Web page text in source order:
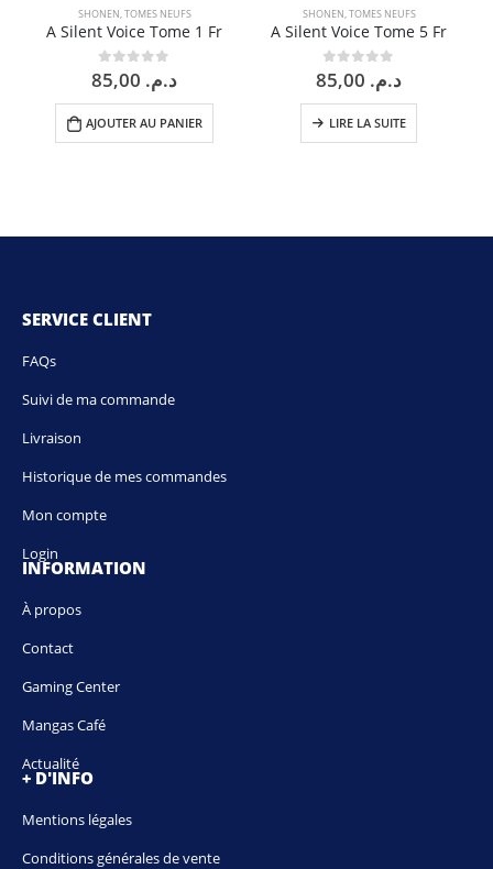
SHONEN,TOMES NEUFS
A Silent Voice Tome 1 Fr
0sur 5د.م.
AJOUTER AU PANIER
SHONEN,TOMES NEUFS
A Silent Voice Tome 5 Fr
0sur 5د.م.
LIRE LA SUITE
SERVICE CLIENT
FAQs
Suivi de ma commande
Livraison
Historique de mes commandes
Mon compte
Login
INFORMATION
À propos
Contact
Gaming Center
Mangas Café
Actualité
+ D'INFO
Mentions légales
Conditions générales de vente